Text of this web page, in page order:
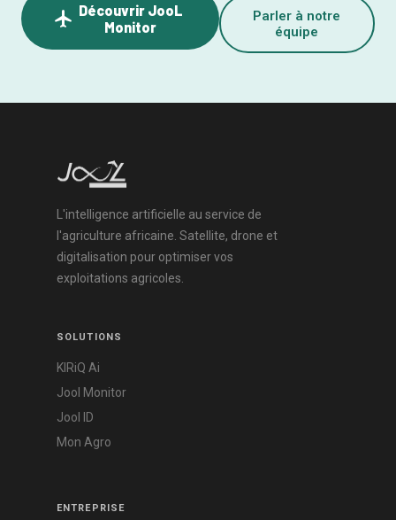
flight Découvrir JooL
Monitor
Parler à notre
équipe
L'intelligence artificielle au service de
l'agriculture africaine. Satellite, drone et
digitalisation pour optimiser vos
exploitations agricoles.
SOLUTIONS
KIRiQ Ai
Jool Monitor
Jool ID
Mon Agro
ENTREPRISE